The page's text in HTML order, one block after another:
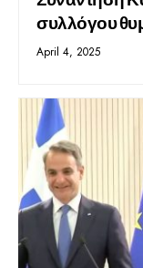
συλλόγου
April 4, 2025